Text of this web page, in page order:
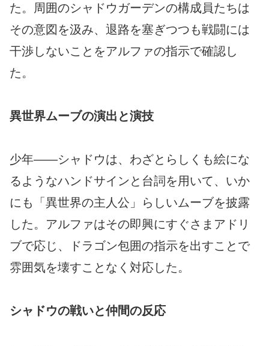
た。周囲のシャドウガーデンの構成員たちは
その意図を汲み、退路を塞ぎつつも戦闘には
干渉しないことをアルファの指示で確認し
た。
異世界ムーブの演出と演技
少年――シャドウは、わざとらしくも絵にな
るようなハンドサインと台詞を用いて、いか
にも「異世界の主人公」らしいムーブを披露
した。アルファはその即興にすぐさまアドリ
ブで応じ、ドラゴン包囲の指示を出すことで
雰囲気を壊すことなく対応した。
シャドウの戦いと仲間の反応